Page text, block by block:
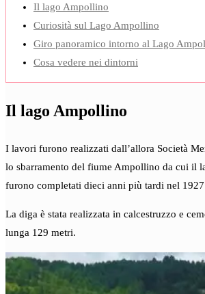
Il lago Ampollino
Curiosità sul Lago Ampollino
Giro panoramico intorno al Lago
Cosa vedere nei dintorni
Il lago Ampollino
I lavori furono realizzati dall’allora Società
lo sbarramento del fiume Ampollino da cui il
furono completati dieci anni più tardi nel
La diga è stata realizzata in calcestruzzo e
lunga 129 metri.